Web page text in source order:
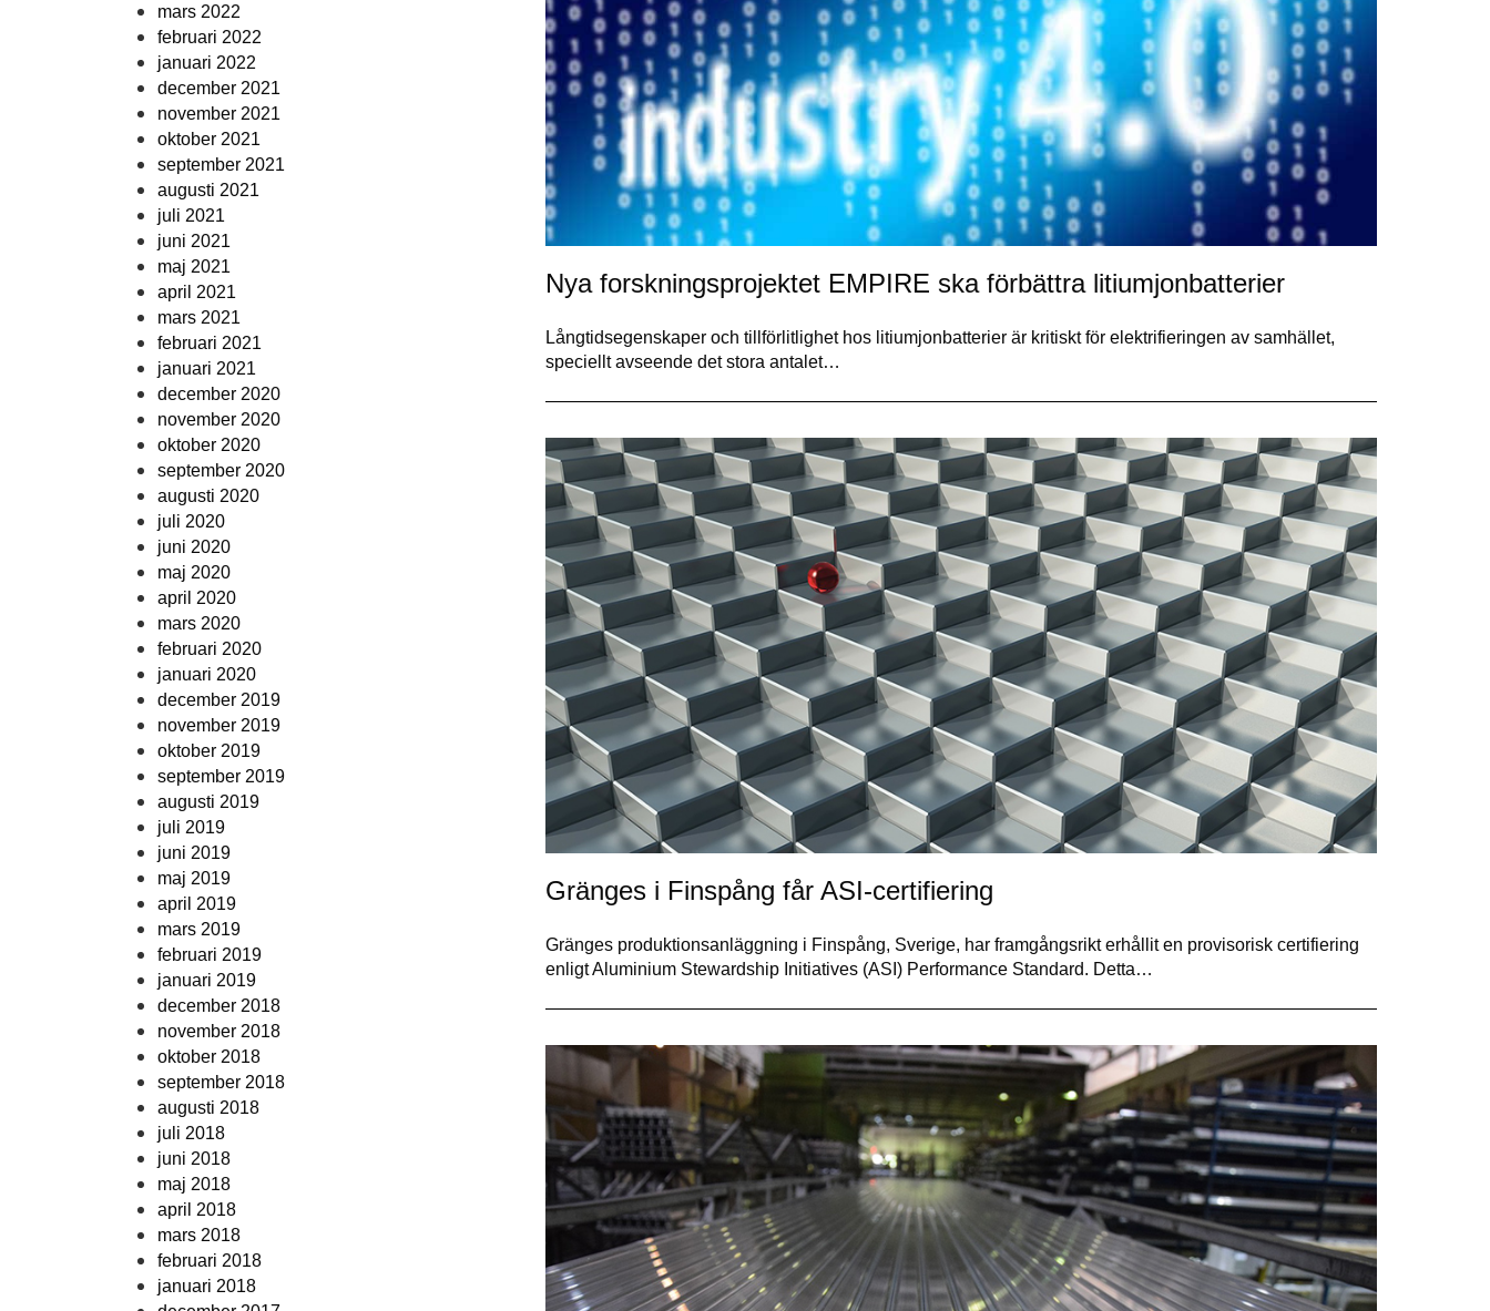
mars 2022
februari 2022
januari 2022
december 2021
november 2021
oktober 2021
september 2021
augusti 2021
juli 2021
juni 2021
maj 2021
april 2021
mars 2021
februari 2021
januari 2021
december 2020
november 2020
oktober 2020
september 2020
augusti 2020
juli 2020
juni 2020
maj 2020
april 2020
mars 2020
februari 2020
januari 2020
december 2019
november 2019
oktober 2019
september 2019
augusti 2019
juli 2019
juni 2019
maj 2019
april 2019
mars 2019
februari 2019
januari 2019
december 2018
november 2018
oktober 2018
september 2018
augusti 2018
juli 2018
juni 2018
maj 2018
april 2018
mars 2018
februari 2018
januari 2018
Nya forskningsprojektet EMPIRE ska förbättra litiumjonbatterier
Långtidsegenskaper och tillförlitlighet hos litiumjonbatterier är kritiskt för elektrifieringen av samhället,
speciellt avseende det stora antalet…
Gränges i Finspång får ASI-certifiering
Gränges produktionsanläggning i Finspång, Sverige, har framgångsrikt erhållit en provisorisk certifiering
enligt Aluminium Stewardship Initiatives (ASI) Performance Standard. Detta…